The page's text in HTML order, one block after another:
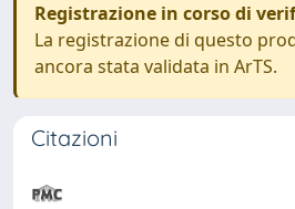
Registrazione in corso di
La registrazione di questo
ancora stata validata in ArTS.
Citazioni